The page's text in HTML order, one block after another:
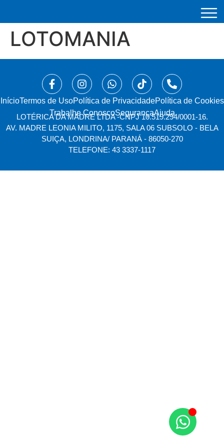
LOTOMANIA
Início⁠Termos de UsoPolítica de PrivacidadePolítica de Cookies
Trabalhe ConoscoSegurançaAjuda
LOTÉRICA DA MADRE LTDA -CNPJ 10.519.294/0001-16.
AV. MADRE LEONIA MILITO, 1175, SALA 06 SUBSOLO - BELA
SUIÇA, LONDRINA/ PARANÁ - 86050-270
TELEFONE: 43 3337-1117